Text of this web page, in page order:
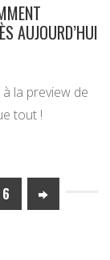
AUJOURD’HUI
la preview de
tout !
6